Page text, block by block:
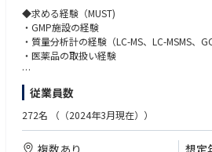
■事業内容
【環境事業部】
ダイオキシン、PCB、POPs、放射性物質、
「環境汚染物質の分析」、焼却炉解体に伴
チック汚染、塗膜中の有害物質調査などの「
【試験解析事業部】
材料試験、表面観察、有機分析、無機分析、
析、におい・香りの評価、グリーン調達など
◆求める経験（MUST)
・GMP施設の経験
・質量分析計の経験（LC-MS、LC-MSMS、
・医薬品の取扱い経験
◆求める経験（WANT)
・理系学部卒
・計測機器の取り扱い、分析部門の経験があ
従業員数
272名 （（2024年3月現在））
複数あり